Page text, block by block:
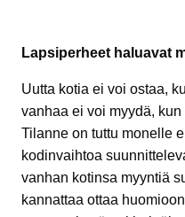
Lapsiperheet haluavat
Uutta kotia ei voi ostaa,
vanhaa ei voi myydä,
Tilanne on tuttu monelle
kodinvaihtoa
vanhan kotinsa myyntiä
kannattaa ottaa